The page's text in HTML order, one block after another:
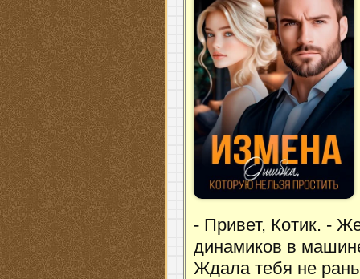
- Привет, Котик. -
динамиков в
Ждала тебя не